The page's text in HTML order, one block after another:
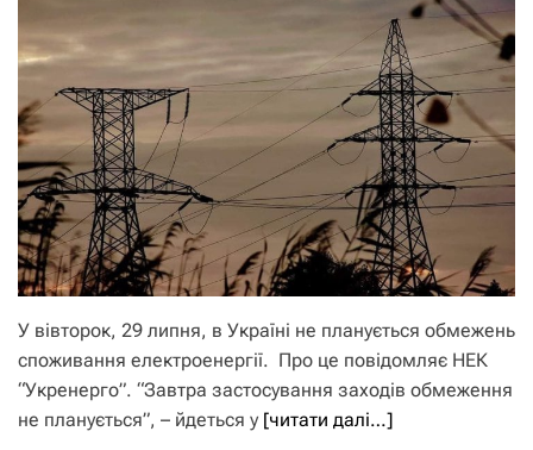
У вівторок, 29 липня, в Україні не планується обмежень
споживання електроенергії. Про це повідомляє НЕК
“Укренерго”. “Завтра застосування заходів обмеження
не планується”, – йдеться у [читати далі…]